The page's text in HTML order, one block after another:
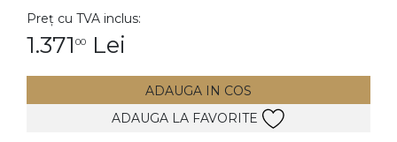
Cercei
Preț cu TVA inclus:
1.371 00 Lei
ADAUGA IN COS
ADAUGA LA FAVORITE